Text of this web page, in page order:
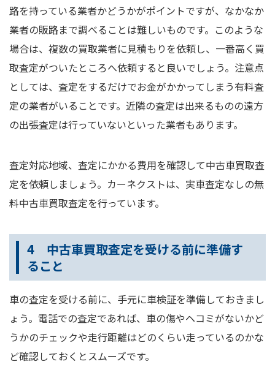
路を持っている業者かどうかがポイントですが、なかなか
業者の販路まで調べることは難しいものです。このような
場合は、複数の買取業者に見積もりを依頼し、一番高く買
取査定がついたところへ依頼すると良いでしょう。注意点
としては、査定をするだけでお金がかかってしまう有料査
定の業者がいることです。近隣の査定は出来るものの遠方
の出張査定は行っていないといった業者もあります。
査定対応地域、査定にかかる費用を確認して中古車買取査
定を依頼しましょう。カーネクストは、実車査定なしの無
料中古車買取査定を行っています。
4 中古車買取査定を受ける前に準備す
ること
車の査定を受ける前に、手元に車検証を準備しておきまし
ょう。電話での査定であれば、車の傷やヘコミがないかど
うかのチェックや走行距離はどのくらい走っているのかな
ど確認しておくとスムーズです。